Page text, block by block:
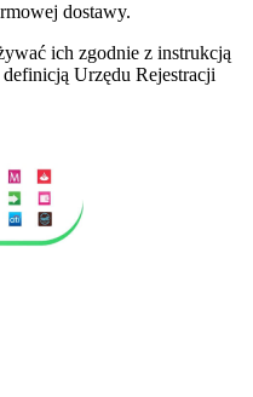
dostawy.
ich zgodnie z instrukcją
Urzędu Rejestracji